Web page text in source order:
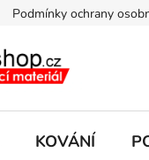
Podmínky ochrany
KOVÁNÍ